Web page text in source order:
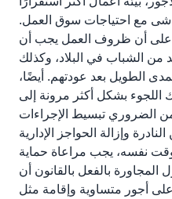
مع احتياجات سوق العمل.
على أن ظروف العمل يجب أن
من الشباب في البلاد، وكذلك
الطويل بعد عودتهم. أيضًا،
اللجوء بشكل أكثر مرونة إلى
من الضروري تبسيط الإجراءات
وإزالة الحواجز الإدارية
نفسه، يجب مراعاة حماية
بالفعل بالقانون أن
أجور متساوية وإقامة مثل